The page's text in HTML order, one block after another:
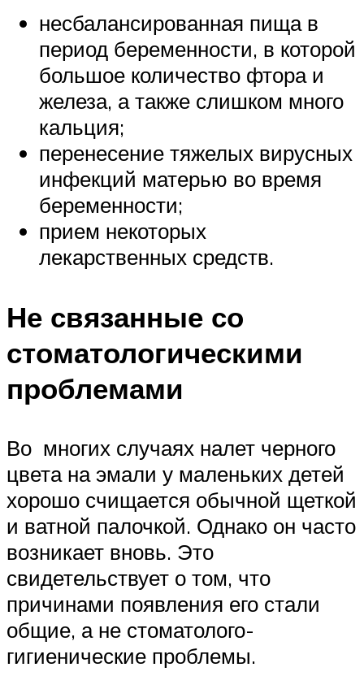
несбалансированная пища в
период беременности, в которой
большое количество фтора и
железа, а также слишком много
кальция;
перенесение тяжелых вирусных
инфекций матерью во время
беременности;
прием некоторых
лекарственных средств.
Не связанные со
стоматологическими
проблемами
Во многих случаях налет черного
цвета на эмали у маленьких детей
хорошо счищается обычной щеткой
и ватной палочкой. Однако он часто
возникает вновь. Это
свидетельствует о том, что
причинами появления его стали
общие, а не стоматолого-
гигиенические проблемы.